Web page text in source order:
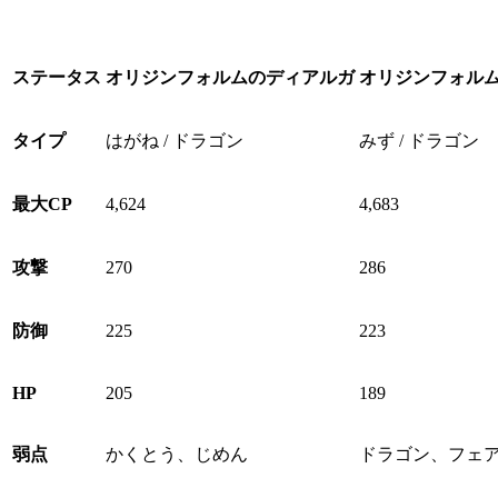
ステータス オリジンフォルムのディアルガ オリジンフォル
タイプ はがね / ドラゴン みず / ドラゴン
最大CP 4,624 4,683
攻撃 270 286
防御 225 223
HP 205 189
弱点 かくとう、じめん ドラゴン、フェ